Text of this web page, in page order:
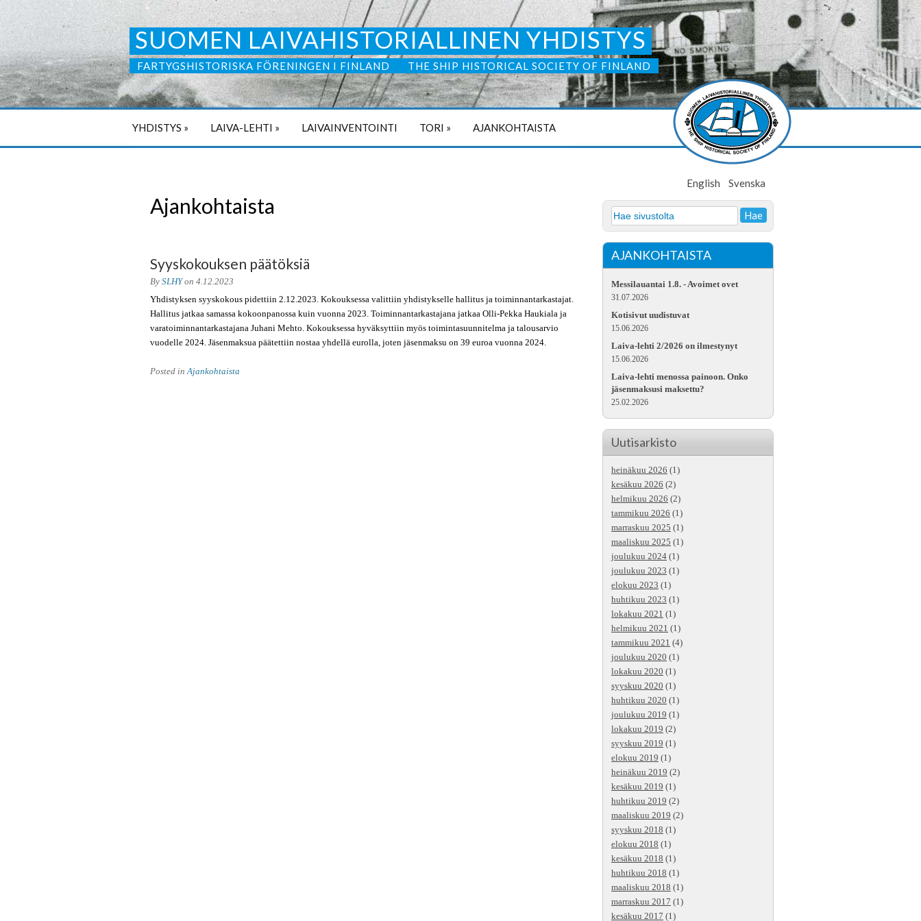
SUOMEN LAIVAHISTORIALLINEN YHDISTYS
FARTYGSHISTORISKA FÖRENINGEN I FINLAND THE SHIP HISTORICAL SOCIETY OF FINLAND
YHDISTYS » LAIVA-LEHTI » LAIVAINVENTOINTI TORI » AJANKOHTAISTA
Ajankohtaista
Syyskokouksen päätöksiä
By SLHYon 4.12.2023
Yhdistyksen syyskokous pidettiin 2.12.2023. Kokouksessa valittiin yhdistykselle hallitus ja toiminnantarkastajat.
Hallitus jatkaa samassa kokoonpanossa kuin vuonna 2023. Toiminnantarkastajana jatkaa Olli-Pekka Haukiala ja
varatoiminnantarkastajana Juhani Mehto. Kokouksessa hyväksyttiin myös toimintasuunnitelma ja talousarvio
vuodelle 2024. Jäsenmaksua päätettiin nostaa yhdellä eurolla, joten jäsenmaksu on 39 euroa vuonna 2024.
Posted inAjankohtaista
Svenska
English
AJANKOHTAISTA
Messilauantai 1.8. - Avoimet ovet
31.07.2026
Kotisivut uudistuvat
15.06.2026
Laiva-lehti 2/2026 on ilmestynyt
15.06.2026
Laiva-lehti menossa painoon. Onko
jäsenmaksusi maksettu?
25.02.2026
Uutisarkisto
heinäkuu 2026 (1)
kesäkuu 2026 (2)
helmikuu 2026 (2)
tammikuu 2026 (1)
marraskuu 2025 (1)
maaliskuu 2025 (1)
joulukuu 2024 (1)
joulukuu 2023 (1)
elokuu 2023 (1)
huhtikuu 2023 (1)
lokakuu 2021 (1)
helmikuu 2021 (1)
tammikuu 2021 (4)
joulukuu 2020 (1)
lokakuu 2020 (1)
syyskuu 2020 (1)
huhtikuu 2020 (1)
joulukuu 2019 (1)
lokakuu 2019 (2)
syyskuu 2019 (1)
elokuu 2019 (1)
heinäkuu 2019 (2)
kesäkuu 2019 (1)
huhtikuu 2019 (2)
maaliskuu 2019 (2)
syyskuu 2018 (1)
elokuu 2018 (1)
kesäkuu 2018 (1)
huhtikuu 2018 (1)
maaliskuu 2018 (1)
marraskuu 2017 (1)
kesäkuu 2017 (1)